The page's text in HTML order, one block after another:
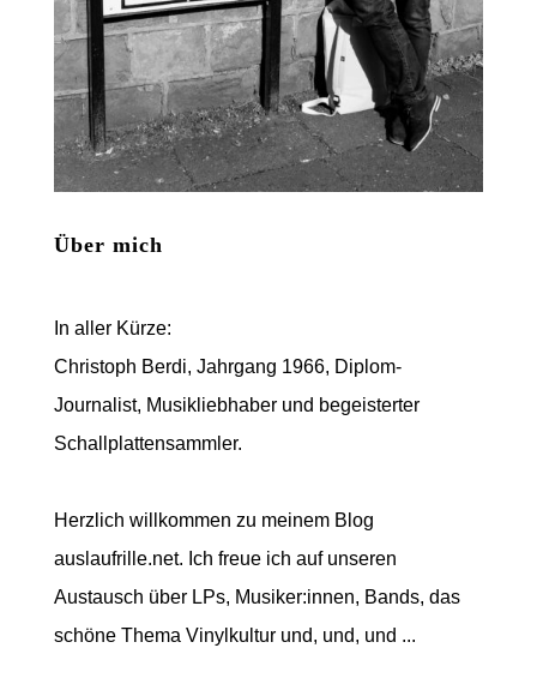
Über mich
In aller Kürze:
Christoph Berdi, Jahrgang 1966, Diplom-
Journalist, Musikliebhaber und begeisterter
Schallplattensammler.
Herzlich willkommen zu meinem Blog
auslaufrille.net. Ich freue ich auf unseren
Austausch über LPs, Musiker:innen, Bands, das
schöne Thema Vinylkultur und, und, und ...